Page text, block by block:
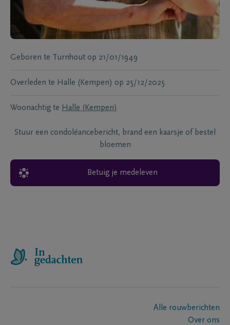
Geboren te Turnhout op 21/01/1949
Overleden te Halle (Kempen) op 25/12/2025
Woonachtig te Halle (Kempen)
Stuur een condoléancebericht, brand een kaarsje of bestel
bloemen
Betuig je medeleven
Alle rouwberichten
Over ons